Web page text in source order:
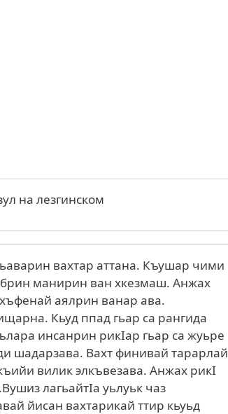
на лезгинском
вахтар аттана. Къушар чими
манирин ван хкезмаш. Анжах
аялрин ванар ава.
Кьуд ппад гьар са рангида
инсанрин рикӏар гьар са жуьре
шадарзава. Вахт финивай тарарлай
вилик элкъвезава. Анжах рикӏ
лагьайтӏа уьлуьк чаз
йисан вахтарикай ттир кьуьд